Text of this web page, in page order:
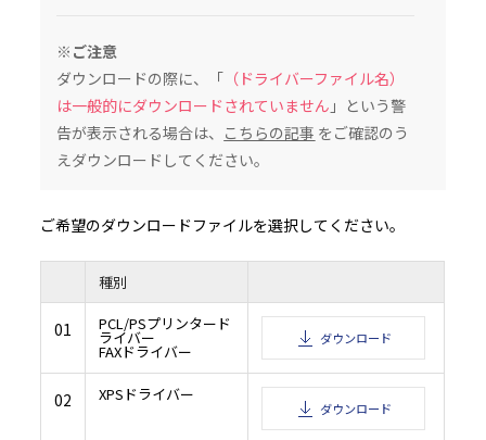
（v）本契約のコピー及び全ての関連書類と一緒に本ソフトウェアを第三者に譲渡する
及び、②お客様が所有する本ソフトウェアの複製物を全てかかる第三者に譲渡、また
任で破壊するかのいずれかを行っていただくことを条件とします。かかる譲渡によっ
ノルタからのお客様への使用許諾は終了します。
３．制限
（１）お客様はコニカミノルタの書面による事前同意を得ることなく、以下の行為を
きません。
(i) 本契約で許諾されている範囲を超えて、本ソフトウェア及びその複製物を使用、複
(iv) 本ソフトウェアに付けられている商標、ロゴ、著作権表示、シンボル及びラベル
しないことに同意するものとします。
４．保証の否認・免責
（１）本ソフトウェアがCD-ROMまたはデジタルデータを保存するその他の有体の記
下、記憶媒体といいます。）にて供給された場合、コニカミノルタはお客様に対し、
日から90日間、記憶媒体に瑕疵のないことを保証いたします。本ソフトウェアは現状
客様に提供されるものであり、この記憶媒体に対する保証を除いて、コニカミノルタ
社、及びコニカミノルタのライセンサーは、本ソフトウェアに関し明示または黙示を
なる保証（商品性、特定の目的に対する適合性、第三者の権利を侵害しない旨の保証
それらに限定されません。）もいたしません。
（２）本ソフトウェアのインストールまたは使用、不使用または使用不能に関連して
する一切の損害（事業利益の損失、情報の損失を含みますがそれらに限定されません
の逸失利益その他の派生的または付随的損害、及び第三者からお客様になされた損害
※ご注意
ダウンロードの際に、「 （ドライバーファイル名）
は一般的にダウンロードされていません 」という警
告が表示される場合は、 こちらの記事 をご確認のう
えダウンロードしてください。
ご希望のダウンロードファイルを選択してください。
種別
01 PCL/PSプリンタード
ライバー
FAXドライバー
ダウンロード
02 XPSドライバー
ダウンロード